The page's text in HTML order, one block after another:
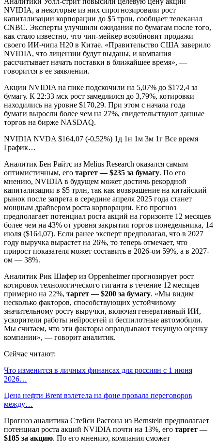
NVIDIA, а некоторые из них спрогнозировали рост
капитализации корпорации до $5 трлн, сообщает телеканал
CNBC. Эксперты улучшили ожидания по бумагам после того,
как стало известно, что чип-мейкер возобновит продажи
своего ИИ-чипа H20 в Китае. «Правительство США заверило
NVIDIA, что лицензии будут выданы, и компания
рассчитывает начать поставки в ближайшее время», —
говорится в ее заявлении.
Акции NVIDIA на пике подскочили на 5,07% до $172,4 за
бумагу. К 22:33 мск рост замедлился до 3,79%, котировки
находились на уровне $170,29. При этом с начала года
бумаги выросли более чем на 27%, свидетельствуют данные
торгов на бирже NASDAQ.
NVIDIA NVDA $164,07 (-0,52%) 1д 1н 1м 3м 1г Все время
График…
Аналитик Бен Райтс из Melius Research оказался самым
оптимистичным, его таргет — $235 за бумагу. По его
мнению, NVIDIA в будущем может достичь рекордной
капитализации в $5 трлн, так как возвращение на китайский
рынок после запрета в середине апреля 2025 года станет
мощным драйвером роста корпорации. Его прогноз
предполагает потенциал роста акций на горизонте 12 месяцев
более чем на 43% от уровня закрытия торгов понедельника, 14
июля ($164,07). Если ранее эксперт предполагал, что в 2027
году выручка вырастет на 26%, то теперь отмечает, что
прирост показателя может составить в 2026-ом 59%, а в 2027-
ом — 38%.
Аналитик Рик Шафер из Oppenheimer прогнозирует рост
котировок технологического гиганта в течение 12 месяцев
примерно на 22%, таргет — $200 за бумагу. «Мы видим
несколько факторов, способствующих устойчивому
значительному росту выручки, включая генеративный ИИ,
ускорители работы нейросетей и беспилотные автомобили.
Мы считаем, что эти факторы оправдывают текущую оценку
компании», — говорит аналитик.
Сейчас читают:
Что изменится в личных финансах для россиян с 1 июня
2026…
Цена нефти Brent взлетела на фоне провала переговоров
между…
Прогноз аналитика Стейси Расгона из Bernstein предполагает
потенциал роста акций NVIDIA почти на 13%, его таргет —
$185 за акцию. По его мнению, компания сможет